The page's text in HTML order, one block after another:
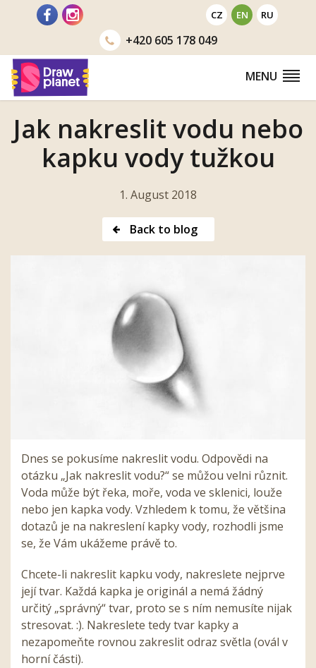
CZ EN RU
+420605 178 049
MENU
Jak nakreslit vodu nebo
kapku vody tužkou
1. August 2018
Back to blog
Dnes se pokusíme nakreslit vodu. Odpovědi na
otázku „Jak nakreslit vodu?“ se můžou velni různit.
Voda může být řeka, moře, voda ve sklenici, louže
nebo jen kapka vody. Vzhledem k tomu, že většina
dotazů je na nakreslení kapky vody, rozhodli jsme
se, že Vám ukážeme právě to.
Chcete-li nakreslit kapku vody, nakreslete nejprve
její tvar. Každá kapka je originál a nemá žádný
určitý „správný“ tvar, proto se s ním nemusíte nijak
stresovat. :). Nakreslete tedy tvar kapky a
nezapomeňte rovnou zakreslit odraz světla (ovál v
horní části).